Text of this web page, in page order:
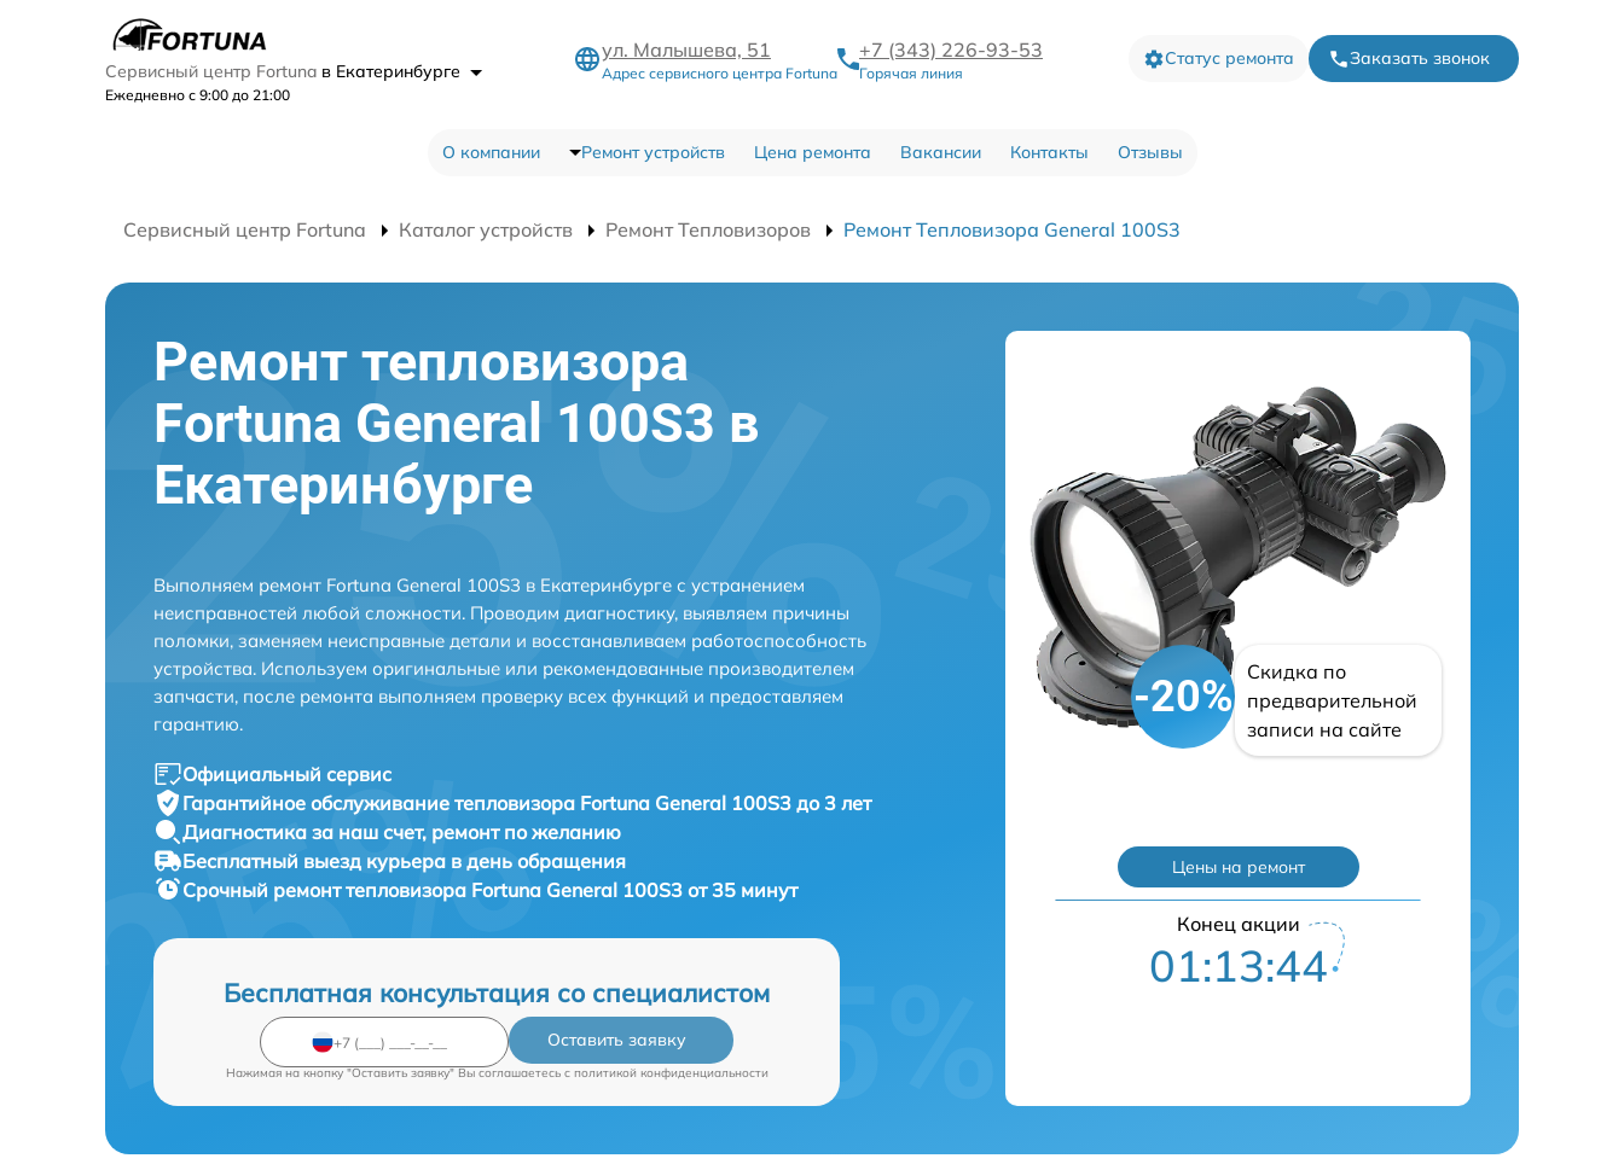
Сервисный центр Fortuna в Екатеринбурге
Ежедневно с 9:00 до 21:00
ул. Малышева, 51
Адрес сервисного центра Fortuna
+7 (343) 226-93-53
Горячая линия
Статус ремонта Заказать звонок
О компании Ремонт устройств Цена ремонта Вакансии Контакты Отзывы
Сервисный центр Fortuna Каталог устройств Ремонт Тепловизоров Ремонт Тепловизора General 100S3
Ремонт тепловизора
Fortuna General 100S3 в
Екатеринбурге
Выполняем ремонт Fortuna General 100S3 в Екатеринбурге с устранением
неисправностей любой сложности. Проводим диагностику, выявляем причины
поломки, заменяем неисправные детали и восстанавливаем работоспособность
устройства. Используем оригинальные или рекомендованные производителем
запчасти, после ремонта выполняем проверку всех функций и предоставляем
гарантию.
Официальный сервис
Гарантийное обслуживание тепловизора Fortuna General 100S3 до 3 лет
Диагностика за наш счет, ремонт по желанию
Бесплатный выезд курьера в день обращения
Срочный ремонттепловизора Fortuna General 100S3 от 35 минут
Бесплатная консультация со специалистом
Оставить заявку
Нажимая на кнопку "Оставить заявку" Вы соглашаетесь c политикой конфиденциальности
-20%
Скидка по
предварительной
записи на сайте
Цены на ремонт
Конец акции
01:13:43